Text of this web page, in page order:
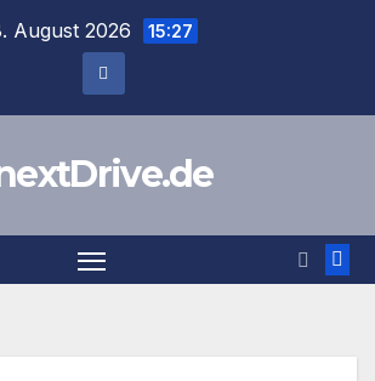
August 2026 15:27